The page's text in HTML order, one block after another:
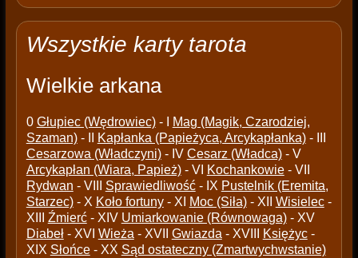
Wszystkie karty tarota
Wielkie arkana
0 Głupiec (Wędrowiec)- I
Mag (Magik, Czarodziej,
Szaman)- II Kapłanka (Papieżyca, Arcykapłanka)- III
Cesarzowa (Władczyni)- IV Cesarz (Władca)- V
Arcykapłan (Wiara, Papież)- VI Kochankowie- VII
Rydwan - VIII Sprawiedliwość- IX Pustelnik (Eremita,
Starzec)- X Koło fortuny- XI Moc (Siła)- XII Wisielec-
XIII Źmierć- XIV Umiarkowanie (Równowaga)- XV
Diabeł- XVI Wieża - XVII Gwiazda - XVIII Księżyc-
XIX Słońce- XX Sąd ostateczny (Zmartwychwstanie)